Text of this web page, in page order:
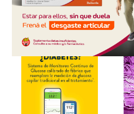
fenobarbital
Otros productos deBayer (PH)